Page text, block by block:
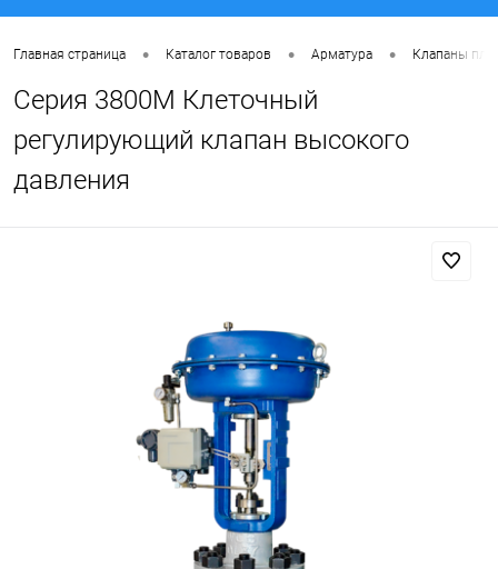
Главная страница • Каталог товаров • Арматура • Клапаны
Cерия 3800M Клеточный
регулирующий клапан высокого
давления